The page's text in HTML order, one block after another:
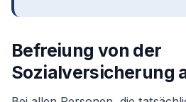
Befreiung von der
Sozialversicherung